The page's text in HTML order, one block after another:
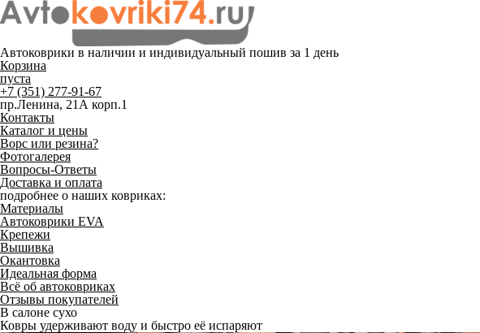
Автоковрики в наличии и индивидуальный пошив за 1 день
Корзина
пуста
+7 (351) 277-91-67
пр.Ленина, 21А корп.1
Контакты
Каталог и цены
Ворс или резина?
Фотогалерея
Вопросы-Ответы
Доставка и оплата
подробнее о наших ковриках:
Материалы
Автоковрики EVA
Крепежи
Вышивка
Окантовка
Идеальная форма
Всё об автоковриках
Отзывы покупателей
В салоне сухо
Ковры удерживают воду и быстро её испаряют